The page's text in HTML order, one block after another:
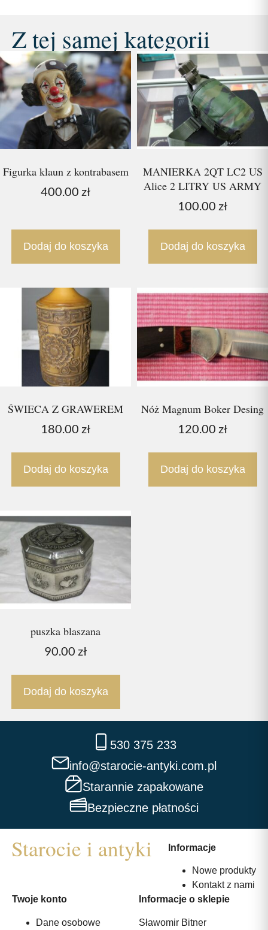
Z tej samej kategorii
Figurka klaun z kontrabasem
400.00 zł
Dodaj do koszyka
MANIERKA 2QT LC2 US
Alice 2 LITRY US ARMY
100.00 zł
Dodaj do koszyka
ŚWIECA Z GRAWEREM
180.00 zł
Dodaj do koszyka
Nóż Magnum Boker Desing
120.00 zł
Dodaj do koszyka
puszka blaszana
90.00 zł
Dodaj do koszyka
530 375 233
info@starocie-antyki.com.pl
Starannie zapakowane
Bezpieczne płatności
Informacje
Nowe produkty
Kontakt z nami
Twoje konto
Dane osobowe
Informacje o sklepie
Sławomir Bitner